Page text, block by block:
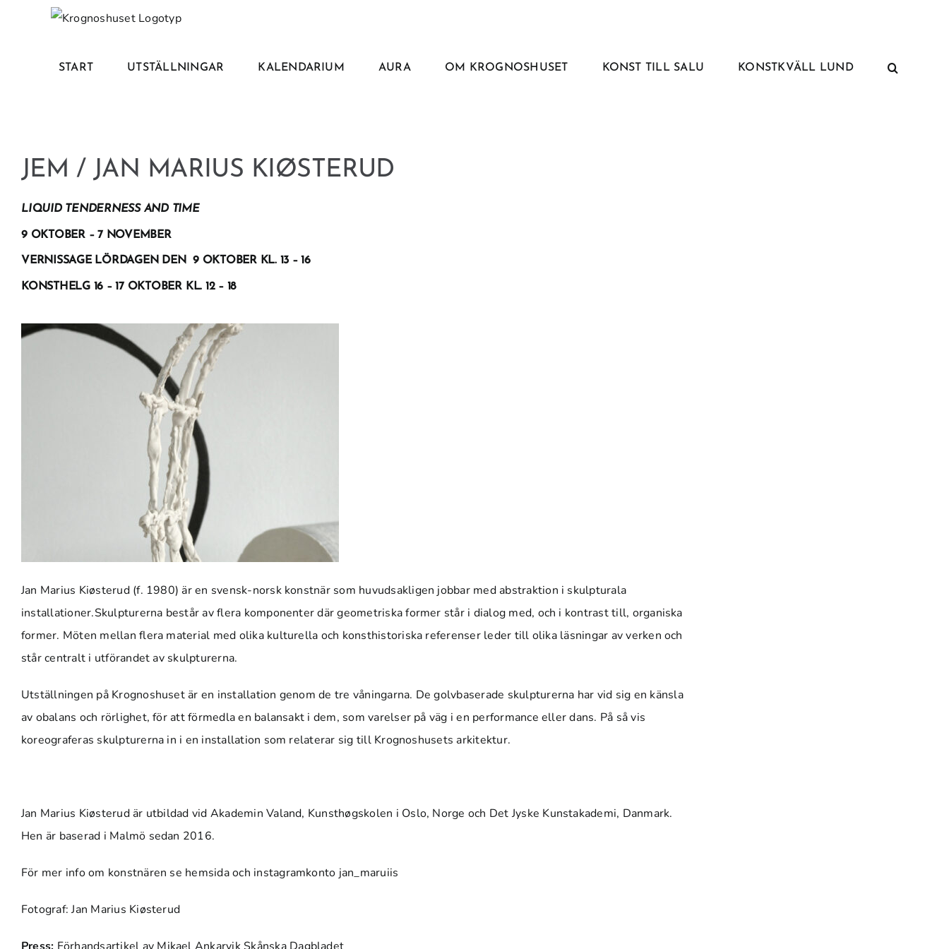
START UTSTÄLLNINGAR KALENDARIUM AURA OM KROGNOSHUSET KONST TILL SALU KONSTKVÄLL LUND
JEM / JAN MARIUS KIØSTERUD
LIQUID TENDERNESS AND TIME
9 OKTOBER – 7 NOVEMBER
VERNISSAGE LÖRDAGEN DEN 9 OKTOBER KL. 13 – 16
KONSTHELG 16 – 17 OKTOBER KL. 12 – 18
Jan Marius Kiøsterud (f. 1980) är en svensk-norsk konstnär som huvudsakligen jobbar med abstraktion i skulpturala
installationer.Skulpturerna består av flera komponenter där geometriska former står i dialog med, och i kontrast till, organiska
former. Möten mellan flera material med olika kulturella och konsthistoriska referenser leder till olika läsningar av verken och
står centralt i utförandet av skulpturerna.
Utställningen på Krognoshuset är en installation genom de tre våningarna. De golvbaserade skulpturerna har vid sig en känsla
av obalans och rörlighet, för att förmedla en balansakt i dem, som varelser på väg i en performance eller dans. På så vis
koreograferas skulpturerna in i en installation som relaterar sig till Krognoshusets arkitektur.
Jan Marius Kiøsterud är utbildad vid Akademin Valand, Kunsthøgskolen i Oslo, Norge och Det Jyske Kunstakademi, Danmark.
Hen är baserad i Malmö sedan 2016.
För mer info om konstnären se hemsidaoch instagramkonto jan_maruiis
Fotograf: Jan Marius Kiøsterud